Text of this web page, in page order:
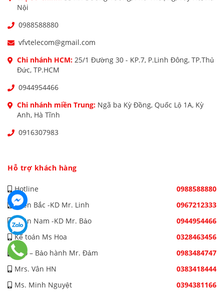
Nội
0988588880
vfvtelecom@gmail.com
Chi nhánh HCM: 25/1 Đường 30 - KP.7, P.Linh Đông, TP.Thủ
Đức, TP.HCM
0944954466
Chi nhánh miền Trung: Ngã ba Kỳ Đồng, Quốc Lộ 1A, Kỳ
Anh, Hà Tĩnh
0916307983
Hỗ trợ khách hàng
Hotline
0988588880
Miền Bắc -KD Mr. Linh
0967212333
Miền Nam -KD Mr. Bảo
0944954466
Kế toán Ms Hoa
0328463456
Kho – Bảo hành Mr. Đảm
0983484747
Mrs. Vân HN
0383418444
Ms. Minh Nguyệt
0394381166